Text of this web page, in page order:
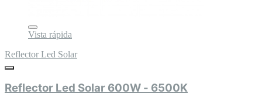
Vista rápida
Reflector Led Solar
Reflector Led Solar 600W - 6500K